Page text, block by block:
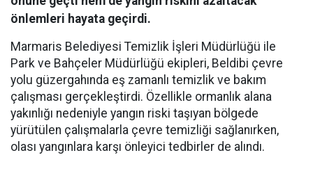
önlemleri hayata geçirdi.
Marmaris Belediyesi Temizlik İşleri Müdürlüğü ile
Park ve Bahçeler Müdürlüğü ekipleri, Beldibi çevre
yolu güzergahında eş zamanlı temizlik ve bakım
çalışması gerçekleştirdi. Özellikle ormanlık alana
yakınlığı nedeniyle yangın riski taşıyan bölgede
yürütülen çalışmalarla çevre temizliği sağlanırken,
olası yangınlara karşı önleyici tedbirler de alındı.